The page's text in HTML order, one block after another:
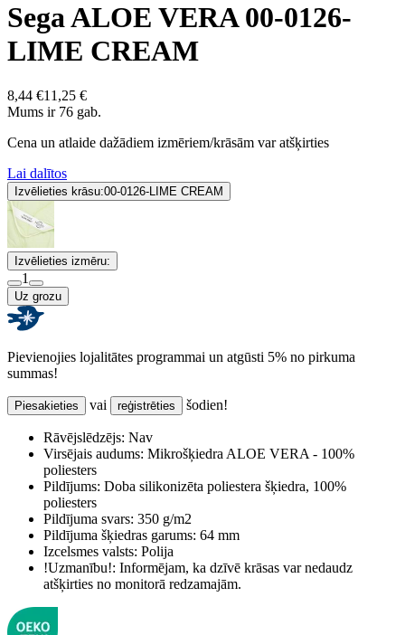
Sega ALOE VERA 00-0126-
LIME CREAM
8,44 €11,25 €
Mums ir 76 gab.
Cena un atlaide dažādiem izmēriem/krāsām var atšķirties
Lai dalītos
Izvēlieties krāsu:00-0126-LIME CREAM
Izvēlieties izmēru:
1
Uz grozu
Pievienojies lojalitātes programmai un atgūsti 5% no pirkuma
summas!
Piesakieties vai reģistrēties šodien!
Rāvējslēdzējs: Nav
Virsējais audums: Mikrošķiedra ALOE VERA - 100%
poliesters
Pildījums: Doba silikonizēta poliestera šķiedra, 100%
poliesters
Pildījuma svars: 350 g/m2
Pildījuma šķiedras garums: 64 mm
Izcelsmes valsts: Polija
!Uzmanību!: Informējam, ka dzīvē krāsas var nedaudz
atšķirties no monitorā redzamajām.